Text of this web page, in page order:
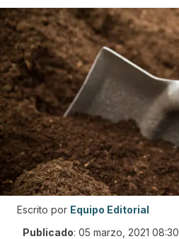
Escrito por Equipo Editorial
Publicado: 05 marzo, 2021 08:30